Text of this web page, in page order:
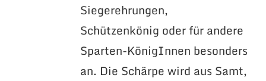
Siegerehrungen,
Schützenkönig oder für andere
Sparten-KönigInnen besonders
an. Die Schärpe wird aus Samt,